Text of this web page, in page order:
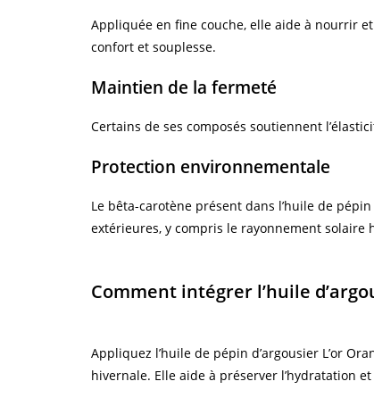
Appliquée en fine couche, elle aide à nourrir
confort et souplesse.
Maintien de la fermeté
Certains de ses composés soutiennent
Protection environnementale
Le bêta-carotène présent dans l’huile de
extérieures, y compris le rayonnement solaire
Comment intégrer l’huile
Appliquez l’huile de pépin d’argousier L’or
hivernale. Elle aide à préserver l’hydratation